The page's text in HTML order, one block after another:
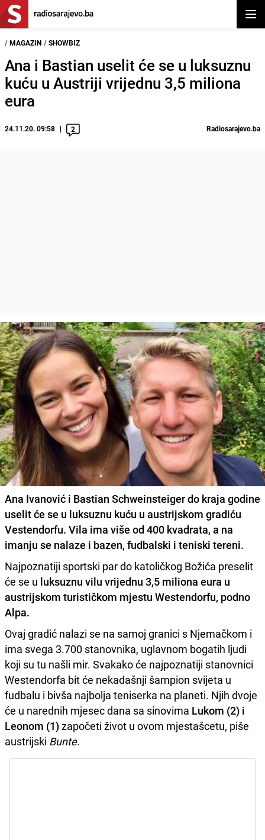
/ MAGAZIN / SHOWBIZ
Ana i Bastian uselit će se u luksuznu
kuću u Austriji vrijednu 3,5 miliona
eura
24.11.20. 09:58 2 Radiosarajevo.ba
Ana Ivanović i Bastian Schweinsteigerdo kraja godine
uselit će se u luksuznu kuću u austrijskom gradiću
Vestendorfu. Vila ima više od 400 kvadrata, a na
imanju se nalaze i bazen, fudbalski i teniski tereni.
Najpoznatiji sportski par do katoličkog Božića preselit
će se u luksuznu vilu vrijednu 3,5 miliona eura u
austrijskom turističkom mjestu Westendorfu, podno
Alpa.
Ovaj gradić nalazi se na samoj granici s Njemačkom i
ima svega 3.700 stanovnika, uglavnom bogatih ljudi
koji su tu našli mir. Svakako će najpoznatiji stanovnici
Westendorfa bit će nekadašnji šampion svijeta u
fudbalu i bivša najbolja teniserka na planeti. Njih dvoje
će u narednih mjesec dana sa sinovima Lukom (2) i
Leonom (1)započeti život u ovom mjestašcetu, piše
austrijski Bunte.